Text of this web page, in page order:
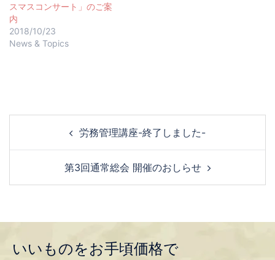
スマスコンサート」のご案
内
2018/10/23
News & Topics
労務管理講座-終了しました-
第3回通常総会 開催のおしらせ
いいものをお手頃価格で